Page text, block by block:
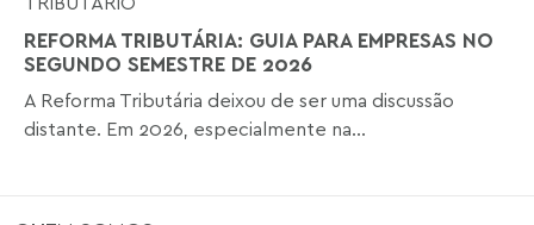
REFORMA TRIBUTÁRIA: GUIA PARA EMPRESAS NO
SEGUNDO SEMESTRE DE 2026
A Reforma Tributária deixou de ser uma discussão
distante. Em 2026, especialmente na...